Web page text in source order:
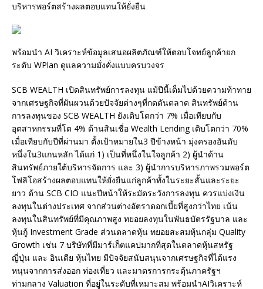
บริหารพอร์ตสร้างผลตอบแทนให้ยั่งยืน
พร้อมนำ AI วิเคราะห์ข้อมูลเสนอผลิตภัณฑ์ให้ตอบโจทย์ลูกค้ายก
ระดับ WPlan ดูแลความมั่งคั่งแบบครบวงจร
SCB WEALTH เปิดสินทรัพย์การลงทุน แม้ปีนี้เต็มไปด้วยความท้าทาย
จากเศรษฐกิจที่ผันผวนด้วยปัจจัยต่างๆที่กดดันตลาด สินทรัพย์ด้าน
การลงทุนของ SCB WEALTH ยังเติบโตกว่า 7% เมื่อเทียบกับ
อุตสาหกรรมที่โต 4% ด้านสินเชี่อ Wealth Lending เติบโตกว่า 70%
เมื่อเทียบกับปีที่ผ่านมา ตั้งเป้าหมายใน3 ปีข้างหน้า มุ่งครองอันดับ
หนึ่งใน3แกนหลัก ได้แก่ 1) เป็นที่หนึ่งในใจลูกค้า 2) ผู้นำด้าน
สินทรัพย์ภายใต้บริหารจัดการ และ 3) ผู้นำการบริหารภาพรวมพอร์ต
โฟลิโอสร้างผลตอบแทนให้ยั่งยืนแก่ลูกค้าทั้งในระยะสั้นและระยะ
ยาว ด้าน SCB CIO แนะปีหน้าให้ระมัดระวังการลงทุน ควรแบ่งเงิน
ลงทุนในต่างประเทศ จากส่วนต่างอัตราดอกเบี้ยที่สูงกว่าไทย เน้น
ลงทุนในสินทรัพย์ที่มีคุณภาพสูง ทยอยลงทุนในพันธบัตรรัฐบาล และ
หุ้นกู้ Investment Grade ส่วนตลาดหุ้น ทยอยสะสมหุ้นกลุ่ม Quality
Growth เช่น 7 บริษัทที่มีมาร์เก็ตแคปมากที่สุดในตลาดหุ้นสหรัฐ
ญี่ปุ่น และ อินเดีย หุ้นไทย มีปัจจัยสนับสนุนจากเศรษฐกิจที่ได้แรง
หนุนจากการส่งออก ท่องเที่ยว และมาตรการกระตุ้นภาครัฐฯ
ท่ามกลาง Valuation ที่อยู่ในระดับที่เหมาะสม พร้อมนำAIวิเคราะห์